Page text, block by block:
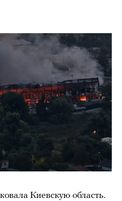
Киевскую область.